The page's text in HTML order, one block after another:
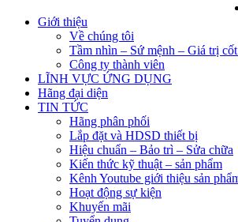
Giới thiệu
Về chúng tôi
Tầm nhìn – Sứ mệnh – Giá trị
Công ty thành viên
LĨNH VỰC ỨNG DỤNG
Hãng đại diện
TIN TỨC
Hãng phân phối
Lắp đặt và HDSD thiết bị
Hiệu chuẩn – Bảo trì – Sửa chữa
Kiến thức kỹ thuật – sản phẩm
Kênh Youtube giới thiệu sản
Hoạt động sự kiện
Khuyến mãi